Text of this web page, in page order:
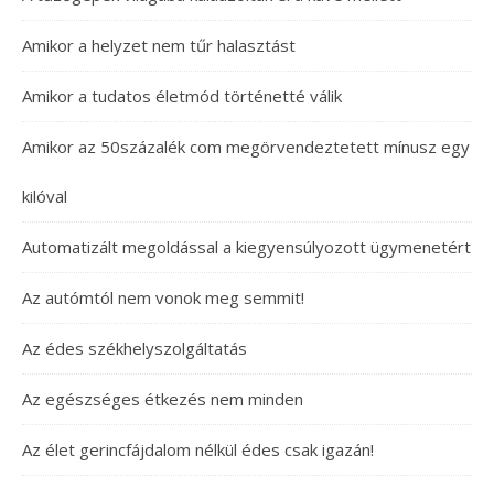
Amikor a helyzet nem tűr halasztást
Amikor a tudatos életmód történetté válik
Amikor az 50százalék com megörvendeztetett mínusz egy
kilóval
Automatizált megoldással a kiegyensúlyozott ügymenetért
Az autómtól nem vonok meg semmit!
Az édes székhelyszolgáltatás
Az egészséges étkezés nem minden
Az élet gerincfájdalom nélkül édes csak igazán!